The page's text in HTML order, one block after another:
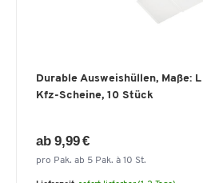
Durable Ausweishüllen, Maße:
Kfz-Scheine, 10 Stück
ab 9,99 €
pro Pak. ab 5 Pak. à 10 St.